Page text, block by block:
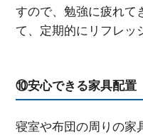
すので、勉強に疲れて
て、定期的にリフレッ
⑩安心できる家具配置
寝室や布団の周りの家